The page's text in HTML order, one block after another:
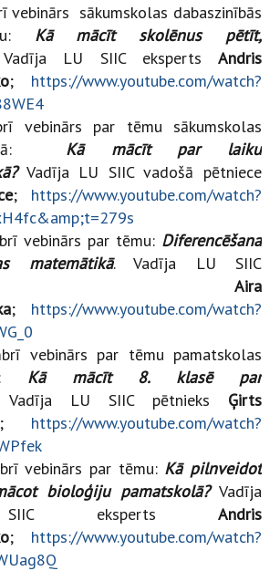
vebinārs sākumskolas dabaszinībās
Kā mācīt skolēnus pētīt,
LU SIIC eksperts Andris
; https://www.youtube.com/watch?
vebinārs par tēmu sākumskolas
Kā mācīt par laiku
Vadīja LU SIIC vadošā pētniece
; https://www.youtube.com/watch?
vebinārs par tēmu: Diferencēšana
matemātikā. Vadīja LU SIIC
Aira
; https://www.youtube.com/watch?
vebinārs par tēmu pamatskolas
Kā mācīt 8. klasē par
LU SIIC pētnieks Ģirts
; https://www.youtube.com/watch?
vebinārs par tēmu: Kā pilnveidot
bioloģiju pamatskolā?Vadīja
eksperts Andris
; https://www.youtube.com/watch?